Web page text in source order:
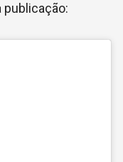
publicação: